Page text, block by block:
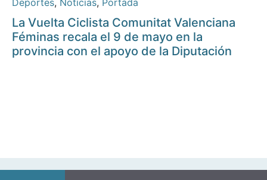
Deportes, Noticias, Portada
La Vuelta Ciclista Comunitat Valenciana
Féminas recala el 9 de mayo en la
provincia con el apoyo de la Diputación